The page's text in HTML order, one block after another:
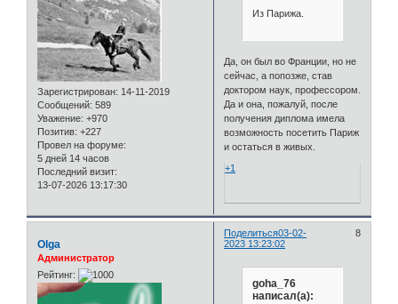
Зарегистрирован: 14-11-2019
Сообщений: 589
Уважение: +970
Позитив: +227
Провел на форуме:
5 дней 14 часов
Последний визит:
13-07-2026 13:17:30
Из Парижа.
Да, он был во Франции, но не
сейчас, а попозже, став
доктором наук, профессором.
Да и она, пожалуй, после
получения диплома имела
возможность посетить Париж
и остаться в живых.
+1
Поделиться 8
03-02-
2023 13:23:02
Olga
Администратор
Рейтинг:
goha_76
написал(а):